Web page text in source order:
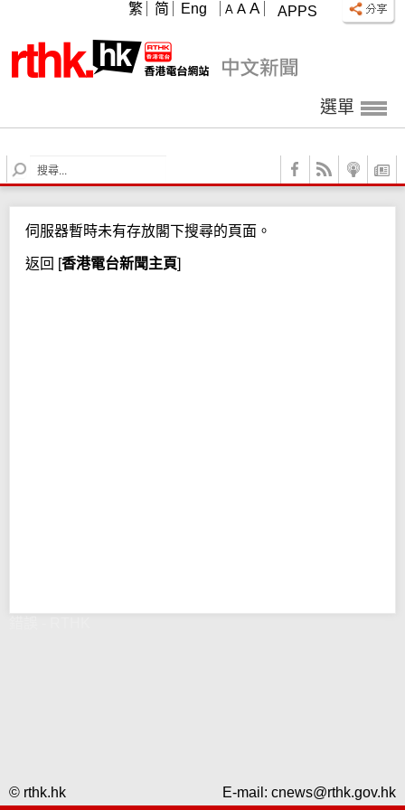
APPS
A A A
繁 简 Eng
選單
S
e
c
h
伺服器暫時未有存放閣下搜尋的頁面。
返回 [香港電台新聞主頁]
© rthk.hk E-mail: cnews@rthk.gov.hk